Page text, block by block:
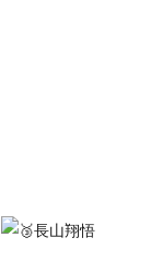
長山翔悟